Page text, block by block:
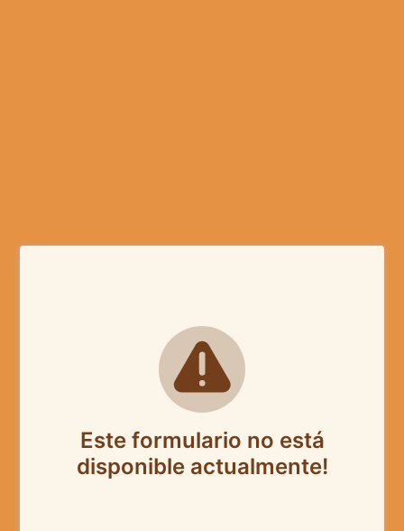
Este formulario no está
disponible actualmente!